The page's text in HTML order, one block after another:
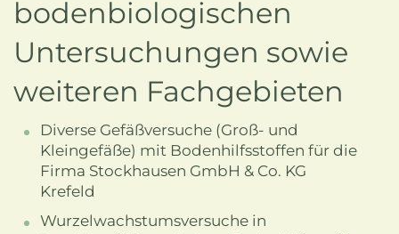
bodenbiologischen
Untersuchungen sowie
weiteren Fachgebieten
Diverse Gefäßversuche (Groß- und
Kleingefäße) mit Bodenhilfsstoffen für die
Firma Stockhausen GmbH & Co. KG
Krefeld
Wurzelwachstumsversuche in